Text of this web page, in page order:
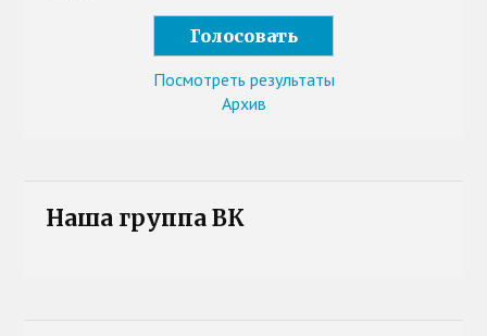
Посмотреть результаты
Архив
Наша группа ВК